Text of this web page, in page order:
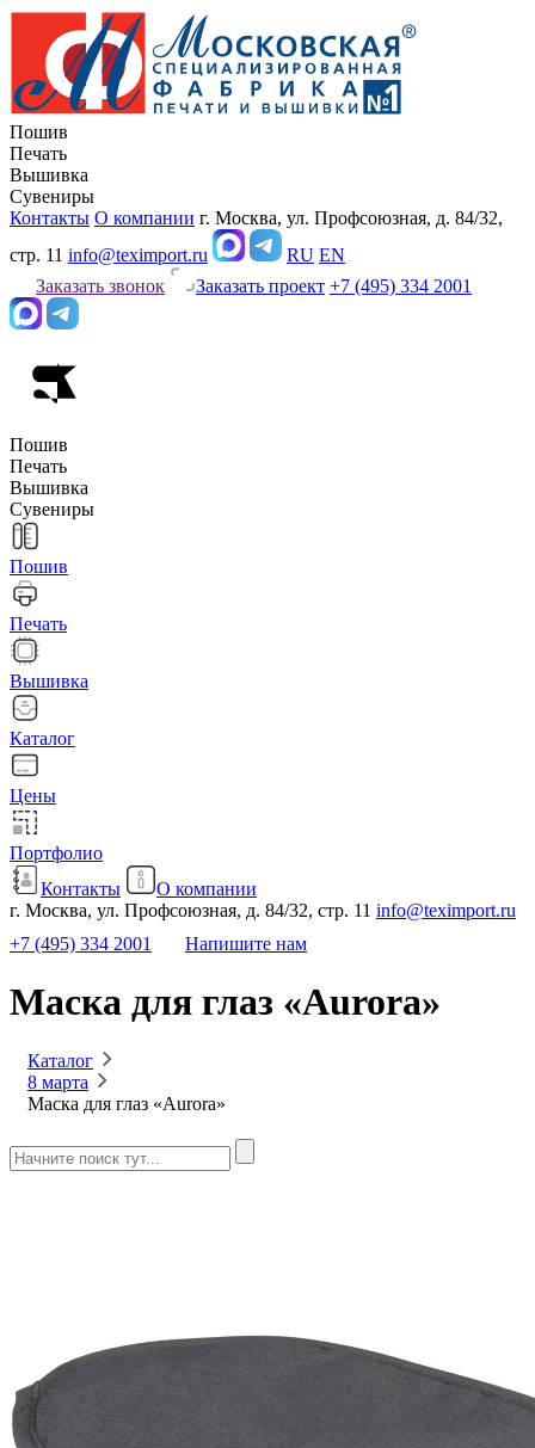
Пошив
Печать
Вышивка
Сувениры
Контакты О компании г. Москва, ул. Профсоюзная, д. 84/32,
стр. 11 info@teximport.ru RU EN
Заказать звонок
Заказать проект +7 (495) 334 2001
Пошив
Печать
Вышивка
Сувениры
Пошив
Печать
Вышивка
Каталог
Цены
Портфолио
Контакты
О компании
г. Москва, ул. Профсоюзная, д. 84/32, стр. 11 info@teximport.ru
+7 (495) 334 2001
Напишите нам
Маска для глаз «Aurora»
Каталог
8 марта
Маска для глаз «Aurora»